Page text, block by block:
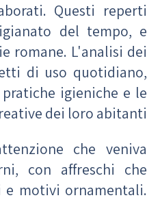
Questi reperti
del tempo, e
romane. L'analisi dei
di uso quotidiano,
igieniche e le
dei loro abitanti.
che veniva
con affreschi che
e motivi ornamentali.